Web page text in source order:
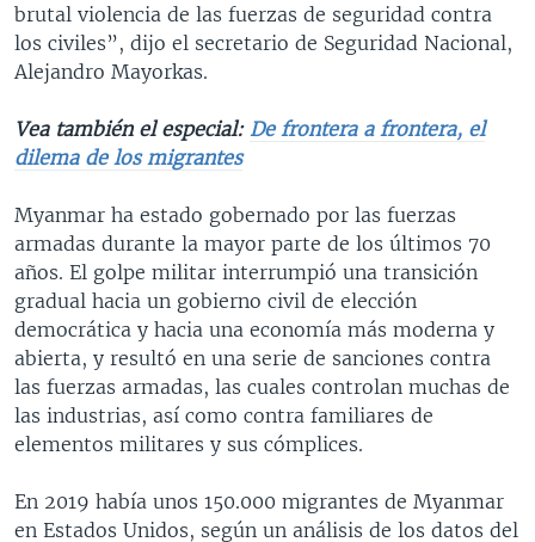
brutal violencia de las fuerzas de seguridad contra
los civiles”, dijo el secretario de Seguridad Nacional,
Alejandro Mayorkas.
Vea también el especial: De frontera a frontera, el
dilema de los migrantes
Myanmar ha estado gobernado por las fuerzas
armadas durante la mayor parte de los últimos 70
años. El golpe militar interrumpió una transición
gradual hacia un gobierno civil de elección
democrática y hacia una economía más moderna y
abierta, y resultó en una serie de sanciones contra
las fuerzas armadas, las cuales controlan muchas de
las industrias, así como contra familiares de
elementos militares y sus cómplices.
En 2019 había unos 150.000 migrantes de Myanmar
en Estados Unidos, según un análisis de los datos del